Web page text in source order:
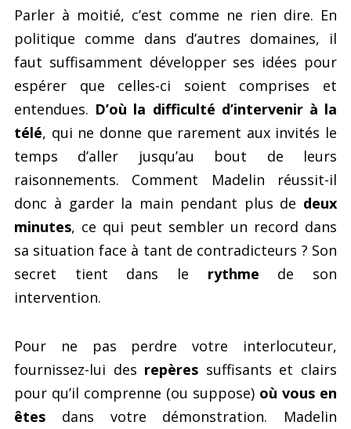
Parler à moitié, c’est comme ne rien dire. En
politique comme dans d’autres domaines, il
faut suffisamment développer ses idées pour
espérer que celles-ci soient comprises et
entendues. D’où la difficulté d’intervenir à la
télé, qui ne donne que rarement aux invités le
temps d’aller jusqu’au bout de leurs
raisonnements. Comment Madelin réussit-il
donc à garder la main pendant plus de deux
minutes, ce qui peut sembler un record dans
sa situation face à tant de contradicteurs ? Son
secret tient dans le rythme de son
intervention.
Pour ne pas perdre votre interlocuteur,
fournissez-lui des repères suffisants et clairs
pour qu’il comprenne (ou suppose) où vous en
êtes dans votre démonstration. Madelin